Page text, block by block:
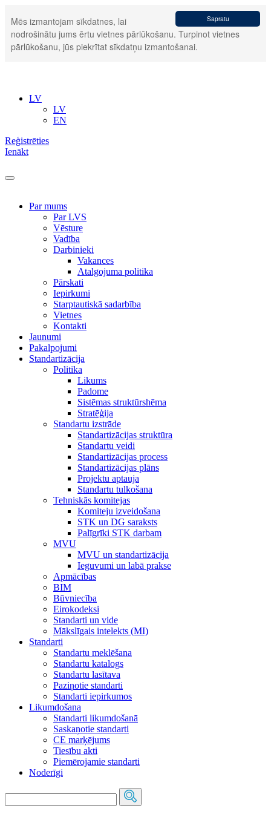
Sapratu
Mēs izmantojam sīkdatnes, lai
nodrošinātu jums ērtu vietnes pārlūkošanu. Turpinot vietnes
pārlūkošanu, jūs piekrītat sīkdatņu izmantošanai.
LV
LV
EN
Reģistrēties
Ienākt
Par mums
Par LVS
Vēsture
Vadība
Darbinieki
Vakances
Atalgojuma politika
Pārskati
Iepirkumi
Starptautiskā sadarbība
Vietnes
Kontakti
Jaunumi
Pakalpojumi
Standartizācija
Politika
Likums
Padome
Sistēmas struktūrshēma
Stratēģija
Standartu izstrāde
Standartizācijas struktūra
Standartu veidi
Standartizācijas process
Standartizācijas plāns
Projektu aptauja
Standartu tulkošana
Tehniskās komitejas
Komiteju izveidošana
STK un DG saraksts
Palīgrīki STK darbam
MVU
MVU un standartizācija
Ieguvumi un labā prakse
Apmācības
BIM
Būvniecība
Eirokodeksi
Standarti un vide
Mākslīgais intelekts (MI)
Standarti
Standartu meklēšana
Standartu katalogs
Standartu lasītava
Paziņotie standarti
Standarti iepirkumos
Likumdošana
Standarti likumdošanā
Saskaņotie standarti
CE marķējums
Tiesību akti
Piemērojamie standarti
Noderīgi